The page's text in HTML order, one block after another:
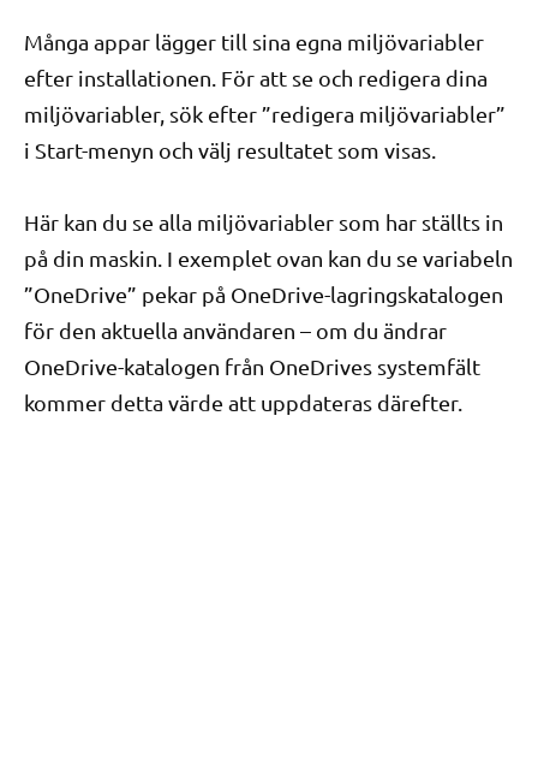
Många appar lägger till sina egna miljövariabler
efter installationen. För att se och redigera dina
miljövariabler, sök efter ”redigera miljövariabler”
i Start-menyn och välj resultatet som visas.
Här kan du se alla miljövariabler som har ställts in
på din maskin. I exemplet ovan kan du se variabeln
”OneDrive” pekar på OneDrive-lagringskatalogen
för den aktuella användaren – om du ändrar
OneDrive-katalogen från OneDrives systemfält
kommer detta värde att uppdateras därefter.